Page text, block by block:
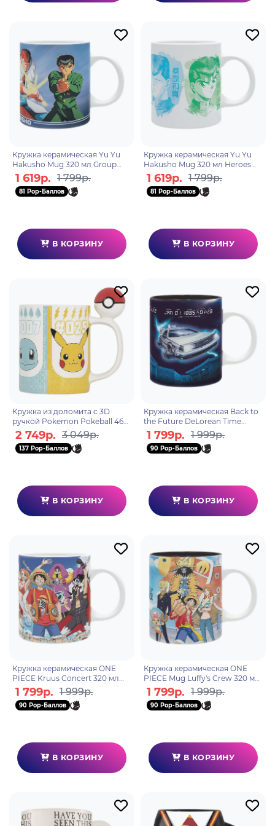
Кружка керамическая Yu Yu
Hakusho Mug 320 мл Group
subli box x2 ABYMUGA141
1 619р. 1 799р.
81 Pop-Баллов
В КОРЗИНУ
Кружка керамическая Yu Yu
Hakusho Mug 320 мл Heroes
subli box x2 ABYMUGA165
1 619р. 1 799р.
81 Pop-Баллов
В КОРЗИНУ
Кружка из доломита с 3D
ручкой Pokemon Pokeball 460
мл ABYMUGA368
2 749р. 3 049р.
137 Pop-Баллов
В КОРЗИНУ
Кружка керамическая Back to
the Future DeLorean Time
Machine 320 мл ABYMUG817
1 799р. 1 999р.
90 Pop-Баллов
В КОРЗИНУ
Кружка керамическая ONE
PIECE Kruus Concert 320 мл
ABYMUGA213
1 799р. 1 999р.
90 Pop-Баллов
В КОРЗИНУ
Кружка керамическая ONE
PIECE Mug Luffy's Crew 320 мл
ABYMUG774
1 799р. 1 999р.
90 Pop-Баллов
В КОРЗИНУ